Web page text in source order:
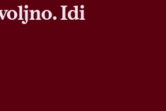
Idi